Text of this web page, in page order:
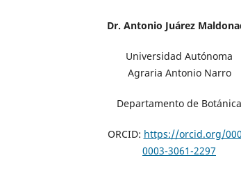
Dr. Antonio Juárez
Universidad Autónoma
Agraria Antonio Narro
Departamento de Botánica
ORCID: https://orcid.org/
0003-3061-2297